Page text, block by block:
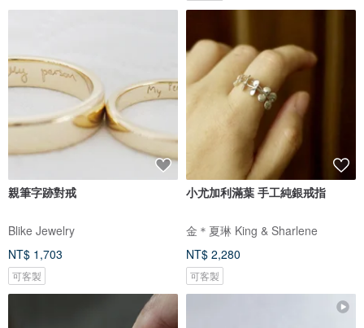
親筆字跡對戒
Blike Jewelry
NT$ 1,703
可客製
小尤加利滿葉 手工純銀戒指
金＊夏琳 King & Sharlene
NT$ 2,280
可客製